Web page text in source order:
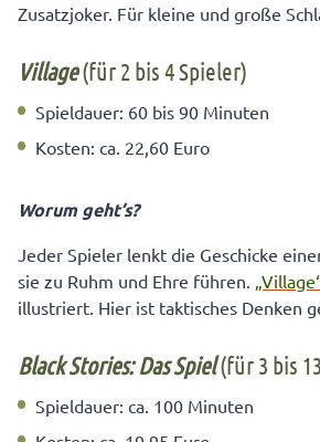
Zusatzjoker. Für kleine und große
Village(für 2 bis 4 Spieler)
Spieldauer: 60 bis 90 Minuten
Kosten: ca. 22,60 Euro
Worum geht’s?
Jeder Spieler lenkt die Geschicke
sie zu Ruhm und Ehre führen.
illustriert. Hier ist taktisches Denken
Black Stories: Das Spiel(für 3 bis
Spieldauer: ca. 100 Minuten